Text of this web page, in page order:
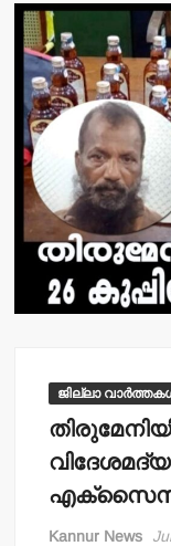
ജില്ലാ
എക്‌സൈസ്
Kannur News